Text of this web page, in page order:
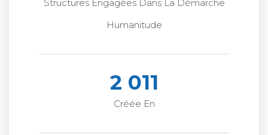
Structures Engagées Dans La Démarche
Humanitude
2 011
Créée En